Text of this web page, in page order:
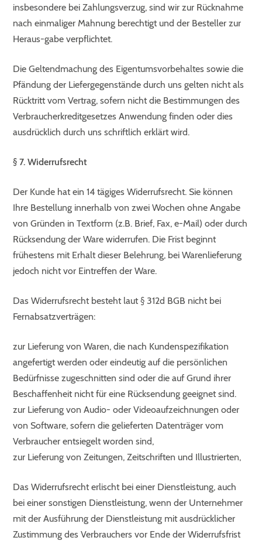
insbesondere bei Zahlungsverzug, sind wir zur Rücknahme
nach einmaliger Mahnung berechtigt und der Besteller zur
Heraus-gabe verpflichtet.
Die Geltendmachung des Eigentumsvorbehaltes sowie die
Pfändung der Liefergegenstände durch uns gelten nicht als
Rücktritt vom Vertrag, sofern nicht die Bestimmungen des
Verbraucherkreditgesetzes Anwendung finden oder dies
ausdrücklich durch uns schriftlich erklärt wird.
§ 7. Widerrufsrecht
Der Kunde hat ein 14 tägiges Widerrufsrecht. Sie können
Ihre Bestellung innerhalb von zwei Wochen ohne Angabe
von Gründen in Textform (z.B. Brief, Fax, e-Mail) oder durch
Rücksendung der Ware widerrufen. Die Frist beginnt
frühestens mit Erhalt dieser Belehrung, bei Warenlieferung
jedoch nicht vor Eintreffen der Ware.
Das Widerrufsrecht besteht laut § 312d BGB nicht bei
Fernabsatzverträgen:
zur Lieferung von Waren, die nach Kundenspezifikation
angefertigt werden oder eindeutig auf die persönlichen
Bedürfnisse zugeschnitten sind oder die auf Grund ihrer
Beschaffenheit nicht für eine Rücksendung geeignet sind.
zur Lieferung von Audio- oder Videoaufzeichnungen oder
von Software, sofern die gelieferten Datenträger vom
Verbraucher entsiegelt worden sind,
zur Lieferung von Zeitungen, Zeitschriften und Illustrierten,
Das Widerrufsrecht erlischt bei einer Dienstleistung, auch
bei einer sonstigen Dienstleistung, wenn der Unternehmer
mit der Ausführung der Dienstleistung mit ausdrücklicher
Zustimmung des Verbrauchers vor Ende der Widerrufsfrist